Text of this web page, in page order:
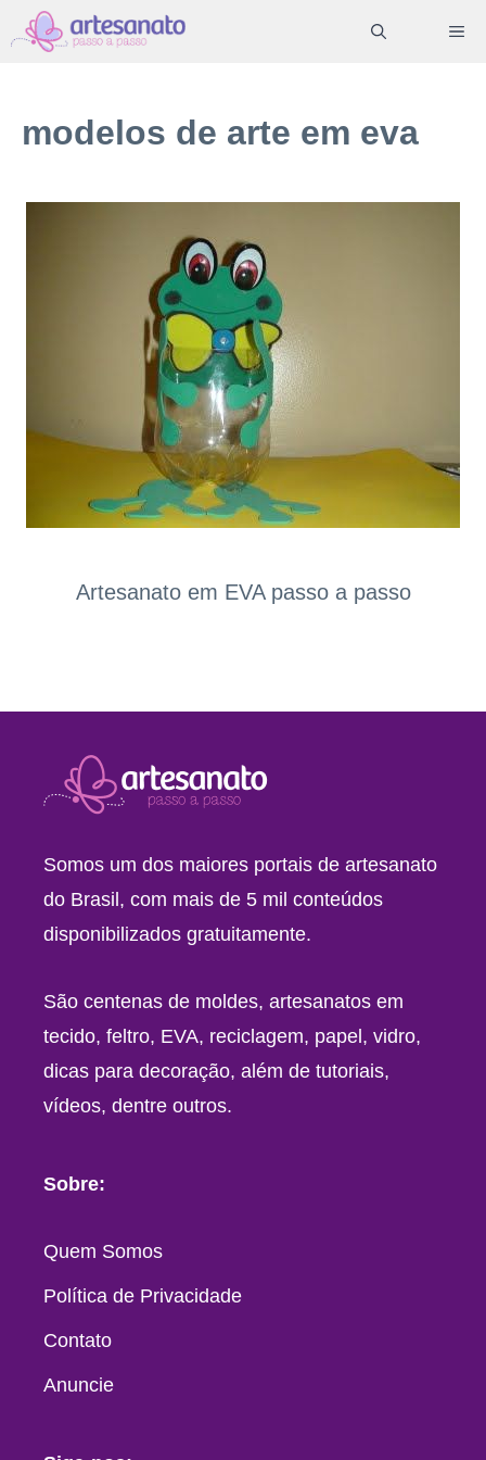
Pular
para
conteúdo
modelos de arte em eva
Artesanato em EVA passo a passo
Somos um dos maiores portais de artesanato
do Brasil, com mais de 5 mil conteúdos
disponibilizados gratuitamente.
São centenas de moldes, artesanatos em
tecido, feltro, EVA, reciclagem, papel, vidro,
dicas para decoração, além de tutoriais,
vídeos, dentre outros.
Sobre:
Quem Somos
Política de Privacidade
Contato
Anuncie